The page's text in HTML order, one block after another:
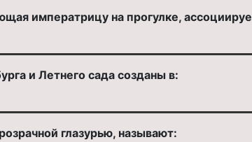
императрицу на прогулке,
и Летнего сада созданы в:
глазурью, называют: